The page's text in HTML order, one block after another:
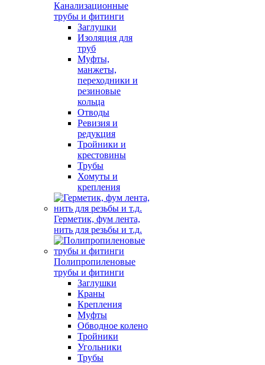
Канализационные
трубы и фитинги
Заглушки
Изоляция для
труб
Муфты,
манжеты,
переходники и
резиновые
кольца
Отводы
Ревизия и
редукция
Тройники и
крестовины
Трубы
Хомуты и
крепления
Герметик, фум лента,
нить для резьбы и т.д.
Полипропиленовые
трубы и фитинги
Заглушки
Краны
Крепления
Муфты
Обводное колено
Тройники
Угольники
Трубы